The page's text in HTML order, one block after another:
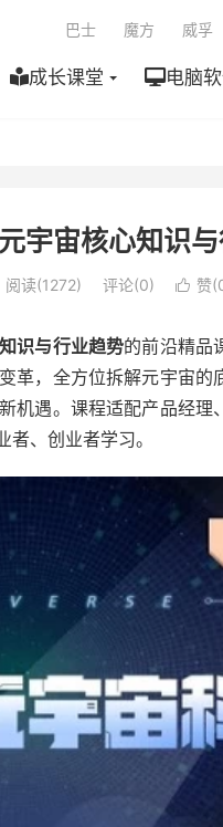
成长课堂 电脑
巴士 魔方 威孚
宇宙核心知识
阅读(1272) 评论(0)  赞(
识与行业趋势的前沿精品
革，全方位拆解元宇宙的
机遇。课程适配产品经理
、创业者学习。